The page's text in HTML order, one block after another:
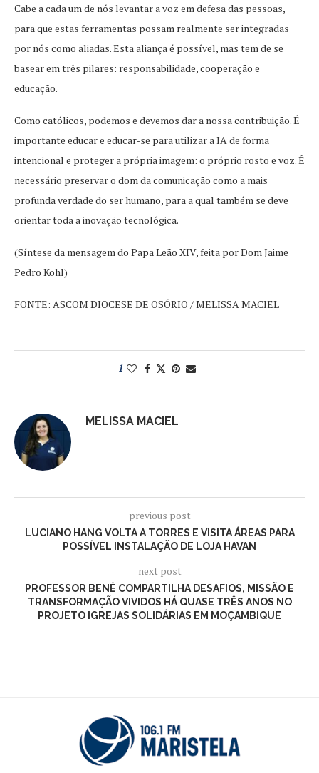
Cabe a cada um de nós levantar a voz em defesa das pessoas,
para que estas ferramentas possam realmente ser integradas
por nós como aliadas. Esta aliança é possível, mas tem de se
basear em três pilares: responsabilidade, cooperação e
educação.
Como católicos, podemos e devemos dar a nossa contribuição. É
importante educar e educar-se para utilizar a IA de forma
intencional e proteger a própria imagem: o próprio rosto e voz. É
necessário preservar o dom da comunicação como a mais
profunda verdade do ser humano, para a qual também se deve
orientar toda a inovação tecnológica.
(Síntese da mensagem do Papa Leão XIV, feita por Dom Jaime
Pedro Kohl)
FONTE: ASCOM DIOCESE DE OSÓRIO / MELISSA MACIEL
1
MELISSA MACIEL
previous post
LUCIANO HANG VOLTA A TORRES E VISITA ÁREAS PARA
POSSÍVEL INSTALAÇÃO DE LOJA HAVAN
next post
PROFESSOR BENÊ COMPARTILHA DESAFIOS, MISSÃO E
TRANSFORMAÇÃO VIVIDOS HÁ QUASE TRÊS ANOS NO
PROJETO IGREJAS SOLIDÁRIAS EM MOÇAMBIQUE